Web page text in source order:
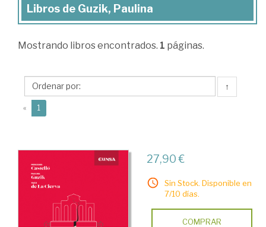
Libros
Guzik,
Libros de Guzik, Paulina
Mostrando libros encontrados. 1 páginas.
↑
« 1
27,90 €
Sin Stock. Disponible en
7/10 días.
COMPRAR